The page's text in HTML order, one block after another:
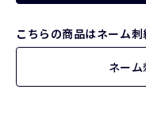
こちらの商品はネーム
ネーム